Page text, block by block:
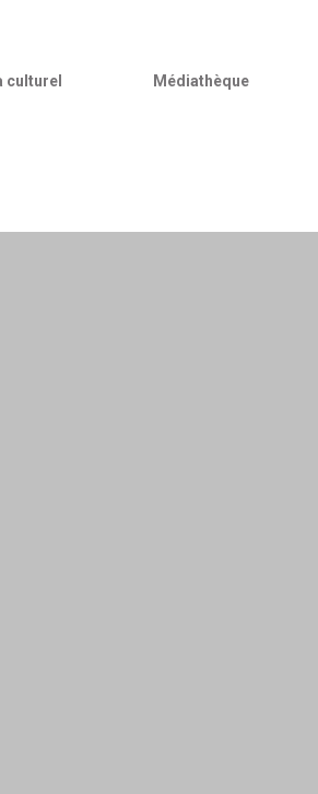
culturel Médiathèque